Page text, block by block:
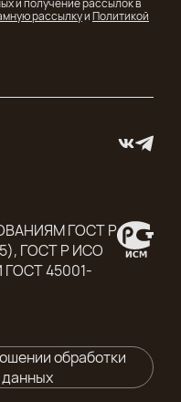
и получение рассылок в
рассылкуиПолитикой
ГОСТ Р
ГОСТ Р ИСО
ГОСТ 45001-
обработки